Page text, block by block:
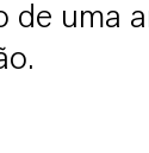
de uma